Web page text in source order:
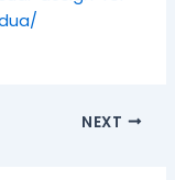
NEXT